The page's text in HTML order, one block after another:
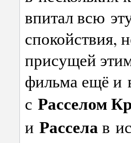
впитал всю
спокойствия,
присущей
фильма ещё и
с Расселом
и Рассела в